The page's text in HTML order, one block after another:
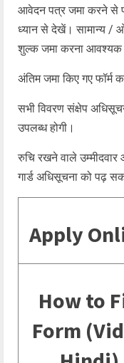
आवेदन पत्र जमा करने से
ध्यान से देखें। सामान्य /
शुल्क जमा करना आवश्यक
अंतिम जमा किए गए फॉर्म
सभी विवरण संक्षेप
उपलब्ध होगी।
रुचि रखने वाले
गार्ड अधिसूचना को पढ़
Apply
How to
Form